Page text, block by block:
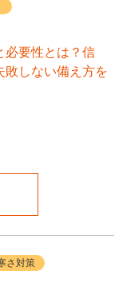
必要性とは？信
敗しない備え方を
さ対策